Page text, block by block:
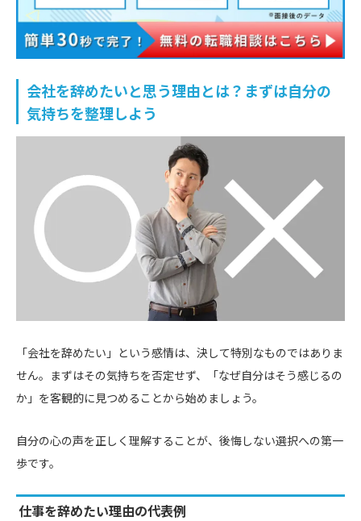
会社を辞めたいと思う理由とは？まずは自分の
気持ちを整理しよう
「会社を辞めたい」という感情は、決して特別なものではありま
せん。まずはその気持ちを否定せず、「なぜ自分はそう感じるの
か」を客観的に見つめることから始めましょう。
自分の心の声を正しく理解することが、後悔しない選択への第一
歩です。
仕事を辞めたい理由の代表例